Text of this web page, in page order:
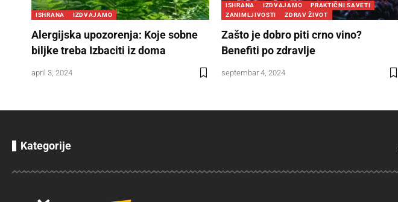
ISHRANA IZDVAJAMO
Alergijska upozorenja: Koje sobne
biljke treba Izbaciti iz doma
april 3, 2024
ISHRANA IZDVAJAMO
PRAKTIČNI SAVETI
ZANIMLJIVOSTI
ZDRAV ŽIVOT
Zašto je dobro piti crno vino?
Benefiti po zdravlje
septembar 4, 2024
Kategorije